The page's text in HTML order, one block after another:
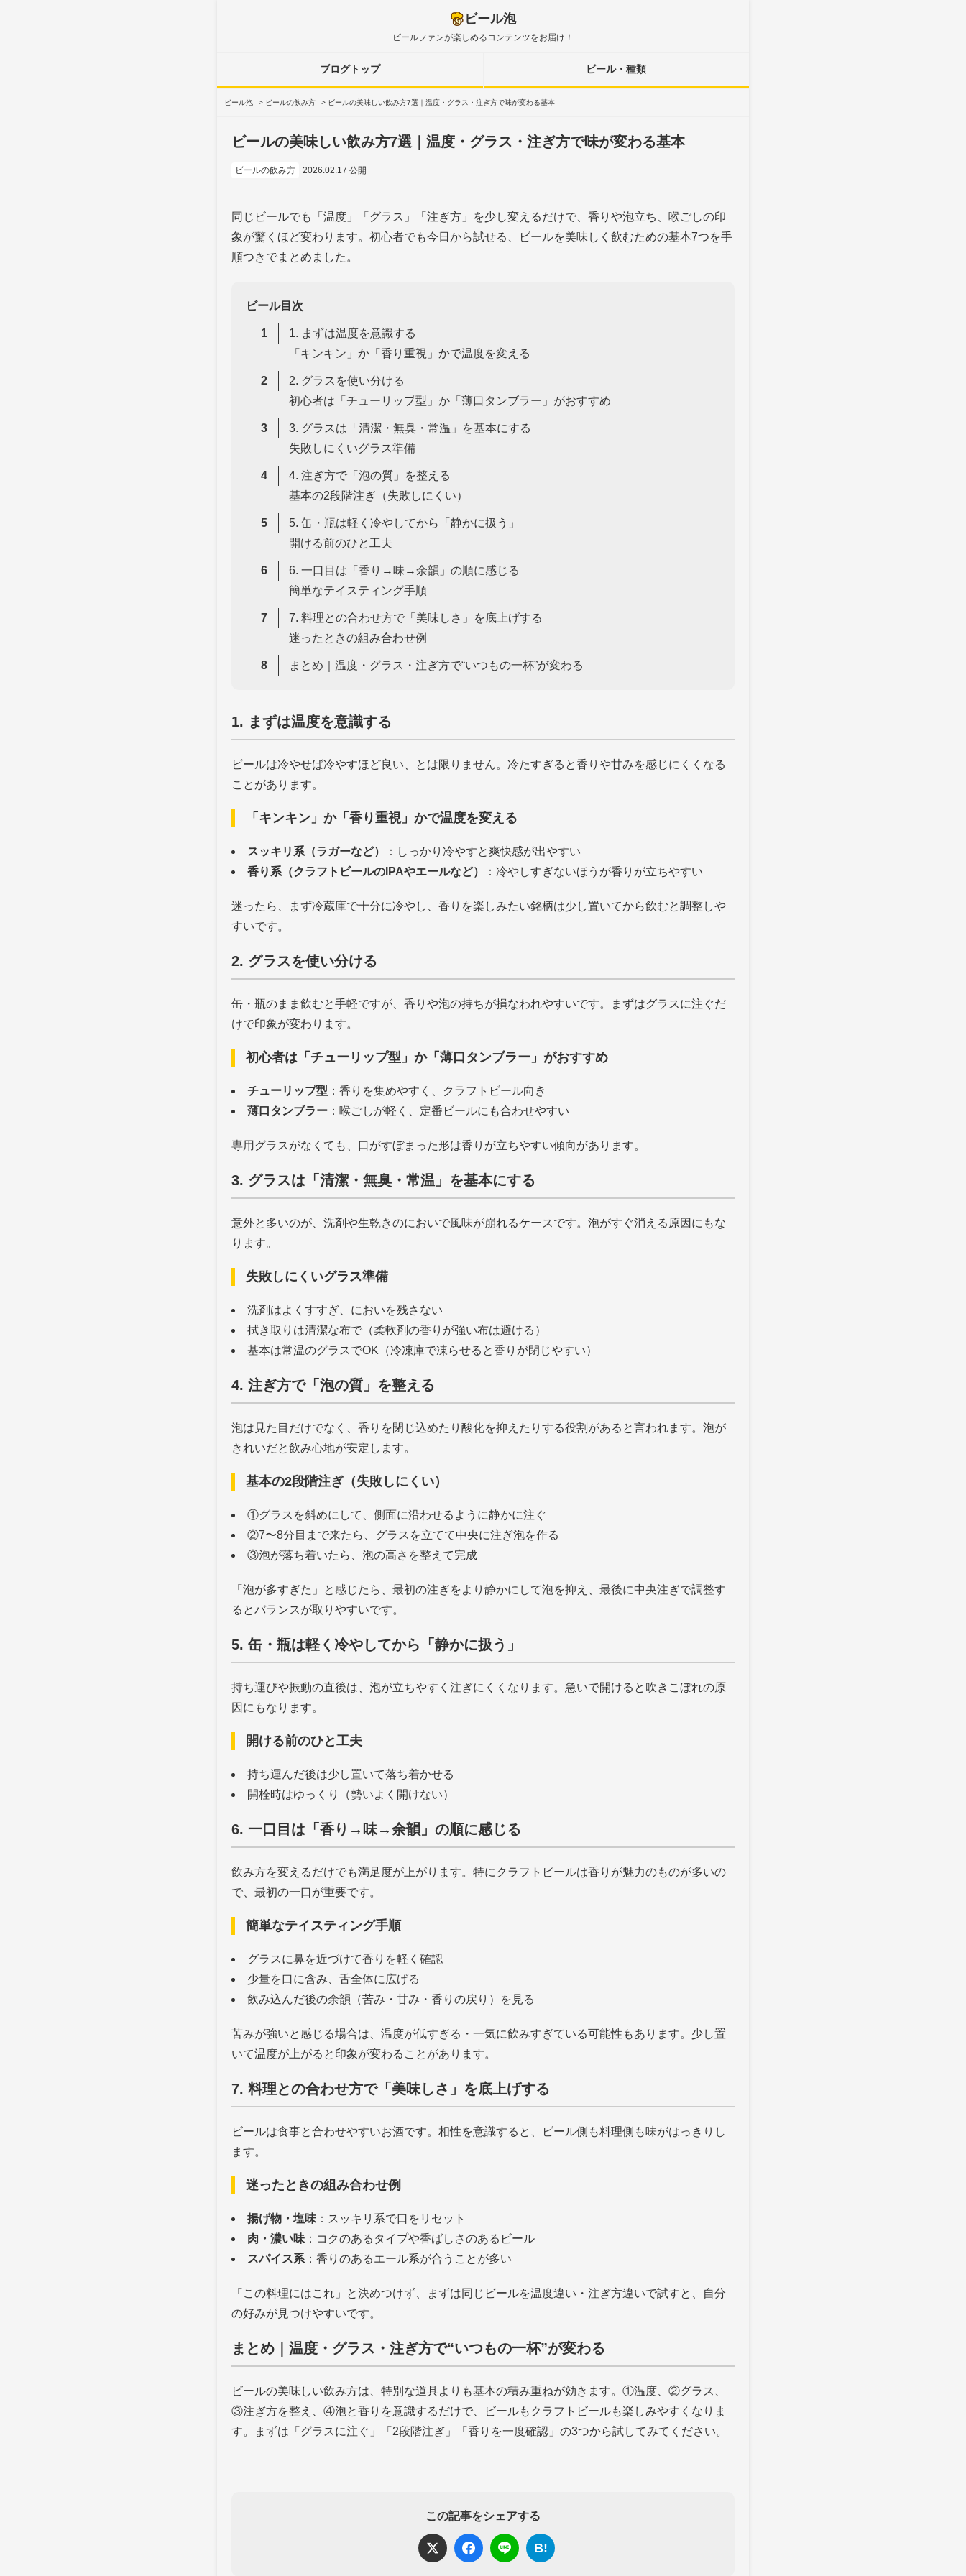
ビール泡
ビールファンが楽しめるコンテンツをお届け！
ブログトップ ビール・種類
ビール泡 > ビールの飲み方 > ビールの美味しい飲み方7選｜温度・グラス・注ぎ方で味が変わる基本
ビールの美味しい飲み方7選｜温度・グラス・注ぎ方で味が変わる基本
ビールの飲み方 2026.02.17 公開
同じビールでも「温度」「グラス」「注ぎ方」を少し変えるだけで、香りや泡立ち、喉ごしの印
象が驚くほど変わります。初心者でも今日から試せる、ビールを美味しく飲むための基本7つを手
順つきでまとめました。
ビール目次
1. まずは温度を意識する
「キンキン」か「香り重視」かで温度を変える
2. グラスを使い分ける
初心者は「チューリップ型」か「薄口タンブラー」がおすすめ
3. グラスは「清潔・無臭・常温」を基本にする
失敗しにくいグラス準備
4. 注ぎ方で「泡の質」を整える
基本の2段階注ぎ（失敗しにくい）
5. 缶・瓶は軽く冷やしてから「静かに扱う」
開ける前のひと工夫
6. 一口目は「香り→味→余韻」の順に感じる
簡単なテイスティング手順
7. 料理との合わせ方で「美味しさ」を底上げする
迷ったときの組み合わせ例
まとめ｜温度・グラス・注ぎ方で“いつもの一杯”が変わる
1. まずは温度を意識する
ビールは冷やせば冷やすほど良い、とは限りません。冷たすぎると香りや甘みを感じにくくなる
ことがあります。
「キンキン」か「香り重視」かで温度を変える
スッキリ系（ラガーなど）
：しっかり冷やすと爽快感が出やすい
香り系（クラフトビールのIPAやエールなど）
：冷やしすぎないほうが香りが立ちやすい
迷ったら、まず冷蔵庫で十分に冷やし、香りを楽しみたい銘柄は少し置いてから飲むと調整しや
すいです。
2. グラスを使い分ける
缶・瓶のまま飲むと手軽ですが、香りや泡の持ちが損なわれやすいです。まずはグラスに注ぐだ
けで印象が変わります。
初心者は「チューリップ型」か「薄口タンブラー」がおすすめ
チューリップ型 ：香りを集めやすく、クラフトビール向き
薄口タンブラー ：喉ごしが軽く、定番ビールにも合わせやすい
専用グラスがなくても、口がすぼまった形は香りが立ちやすい傾向があります。
3. グラスは「清潔・無臭・常温」を基本にする
意外と多いのが、洗剤や生乾きのにおいで風味が崩れるケースです。泡がすぐ消える原因にもな
ります。
失敗しにくいグラス準備
洗剤はよくすすぎ、においを残さない
拭き取りは清潔な布で（柔軟剤の香りが強い布は避ける）
基本は常温のグラスでOK（冷凍庫で凍らせると香りが閉じやすい）
4. 注ぎ方で「泡の質」を整える
泡は見た目だけでなく、香りを閉じ込めたり酸化を抑えたりする役割があると言われます。泡が
きれいだと飲み心地が安定します。
基本の2段階注ぎ（失敗しにくい）
①グラスを斜めにして、側面に沿わせるように静かに注ぐ
②7〜8分目まで来たら、グラスを立てて中央に注ぎ泡を作る
③泡が落ち着いたら、泡の高さを整えて完成
「泡が多すぎた」と感じたら、最初の注ぎをより静かにして泡を抑え、最後に中央注ぎで調整す
るとバランスが取りやすいです。
5. 缶・瓶は軽く冷やしてから「静かに扱う」
持ち運びや振動の直後は、泡が立ちやすく注ぎにくくなります。急いで開けると吹きこぼれの原
因にもなります。
開ける前のひと工夫
持ち運んだ後は少し置いて落ち着かせる
開栓時はゆっくり（勢いよく開けない）
6. 一口目は「香り→味→余韻」の順に感じる
飲み方を変えるだけでも満足度が上がります。特にクラフトビールは香りが魅力のものが多いの
で、最初の一口が重要です。
簡単なテイスティング手順
グラスに鼻を近づけて香りを軽く確認
少量を口に含み、舌全体に広げる
飲み込んだ後の余韻（苦み・甘み・香りの戻り）を見る
苦みが強いと感じる場合は、温度が低すぎる・一気に飲みすぎている可能性もあります。少し置
いて温度が上がると印象が変わることがあります。
7. 料理との合わせ方で「美味しさ」を底上げする
ビールは食事と合わせやすいお酒です。相性を意識すると、ビール側も料理側も味がはっきりし
ます。
迷ったときの組み合わせ例
揚げ物・塩味 ：スッキリ系で口をリセット
肉・濃い味 ：コクのあるタイプや香ばしさのあるビール
スパイス系 ：香りのあるエール系が合うことが多い
「この料理にはこれ」と決めつけず、まずは同じビールを温度違い・注ぎ方違いで試すと、自分
の好みが見つけやすいです。
まとめ｜温度・グラス・注ぎ方で“いつもの一杯”が変わる
ビールの美味しい飲み方は、特別な道具よりも基本の積み重ねが効きます。①温度、②グラス、
③注ぎ方を整え、④泡と香りを意識するだけで、ビールもクラフトビールも楽しみやすくなりま
す。まずは「グラスに注ぐ」「2段階注ぎ」「香りを一度確認」の3つから試してみてください。
この記事をシェアする
B!